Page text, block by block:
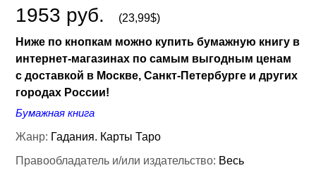
1953 руб.
(23,99$)
Ниже по кнопкам можно купить бумажную книгу в
интернет-магазинах по самым выгодным ценам
с доставкой в Москве, Санкт-Петербурге и других
городах России!
Бумажная книга
Жанр: Гадания. Карты Таро
Правообладатель и/или издательство: Весь